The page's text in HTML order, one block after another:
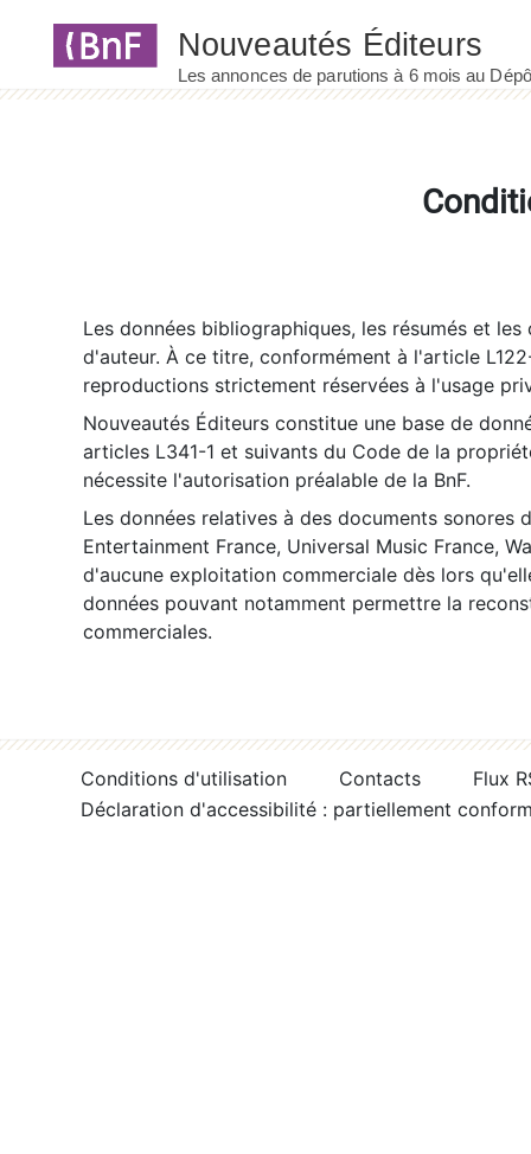
Les données bibliographiques, les résumés et
d'auteur. À ce titre, conformément à l'article
reproductions strictement réservées à l'usage
Nouveautés Éditeurs constitue une base de
articles L341-1 et suivants du Code de la
nécessite l'autorisation préalable de la BnF.
Les données relatives à des documents sonores
Entertainment France, Universal Music France,
d'aucune exploitation commerciale dès lors
données pouvant notamment permettre la
commerciales.
Conditions d'utilisation Contacts
Flux
Déclaration d'accessibilité : partiellement